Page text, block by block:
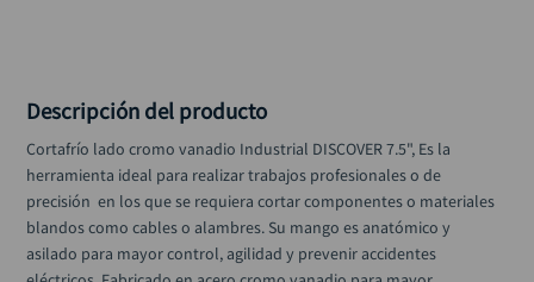
Descripción del producto
Cortafrío lado cromo vanadio Industrial DISCOVER 7.5", Es la
herramienta ideal para realizar trabajos profesionales o de
precisión  en los que se requiera cortar componentes o materiales
blandos como cables o alambres. Su mango es anatómico y
asilado para mayor control, agilidad y prevenir accidentes